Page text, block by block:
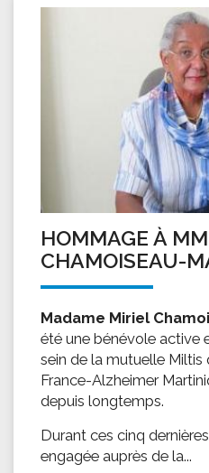
HOMMAGE À
CHAMOISEAU-
Madame Miriel
été une bénévole active
sein de la mutuelle Miltis
France-Alzheimer
depuis longtemps.
Durant ces cinq
engagée auprès de la...